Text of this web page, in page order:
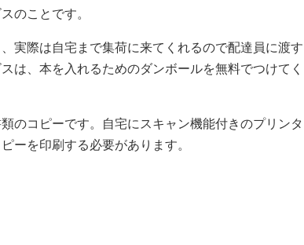
のことです。
実際は自宅まで集荷に来てくれるので配達員に渡す
は、本を入れるためのダンボールを無料でつけてく
のコピーです。自宅にスキャン機能付きのプリンタ
ーを印刷する必要があります。